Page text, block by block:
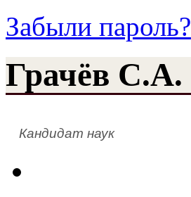
Забыли пароль?
Грачёв С.А.
Кандидат наук